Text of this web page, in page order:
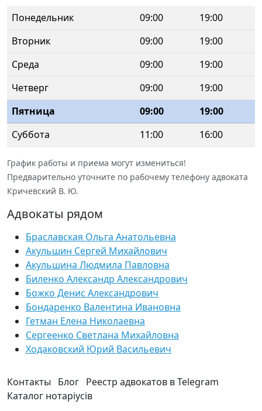
Понедельник 09:00
19:00
Вторник
09:00
19:00
Среда
09:00
19:00
Четверг
09:00
19:00
Пятница
09:00
19:00
Суббота
11:00 16:00
График работы и приема могут измениться!
Предварительно уточните по рабочему телефону адвоката
Кричевский В. Ю.
Адвокаты рядом
Браславская Ольга Анатольевна
Акульшин Сергей Михайлович
Акульшина Людмила Павловна
Биленко Александр Александрович
Божко Денис Александрович
Бондаренко Валентина Ивановна
Гетман Елена Николаевна
Сергеенко Светлана Михайловна
Ходаковский Юрий Васильевич
Контакты Блог Реестр адвокатов в Telegram
Каталог нотаріусів